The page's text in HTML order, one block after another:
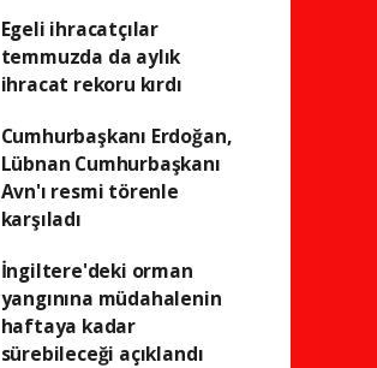
Egeli ihracatçılar
temmuzda da aylık
ihracat rekoru kırdı
Cumhurbaşkanı Erdoğan,
Lübnan Cumhurbaşkanı
Avn'ı resmi törenle
karşıladı
İngiltere'deki orman
yangınına müdahalenin
haftaya kadar
sürebileceği açıklandı